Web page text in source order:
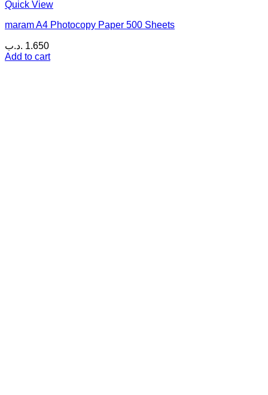
Quick View
maram A4 Photocopy Paper 500 Sheets
1.650 .د.ب
Add to cart